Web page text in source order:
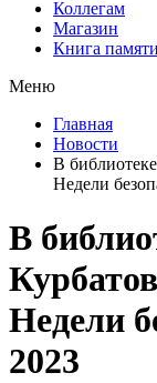
Коллегам
Магазин
Книга памяти
Меню
Главная
Новости
В
Недели
В
Недели
2023